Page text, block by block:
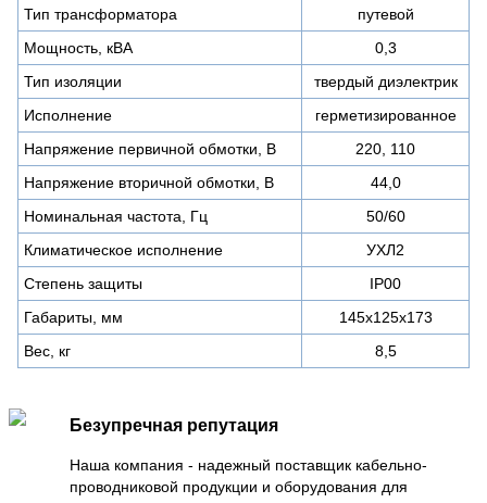
Тип трансформатора
путевой
Мощность, кВА
0,3
Тип изоляции
твердый диэлектрик
Исполнение
герметизированное
Напряжение первичной обмотки, В
220, 110
Напряжение вторичной обмотки, В
44,0
Номинальная частота, Гц
50/60
Климатическое исполнение
УХЛ2
Степень защиты
IP00
Габариты, мм
145x125x173
Вес, кг
8,5
Безупречная репутация
Наша компания - надежный поставщик кабельно-
проводниковой продукции и оборудования для